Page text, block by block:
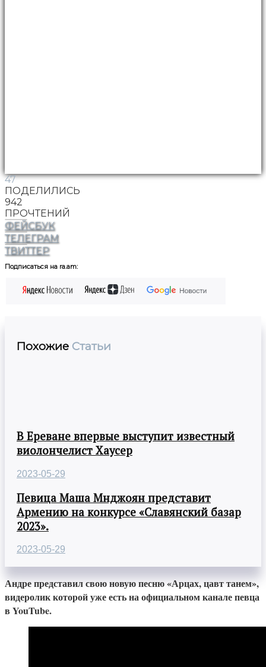
47
ПОДЕЛИЛИСЬ
942
ПРОЧТЕНИЙ
ФЕЙСБУК
ТЕЛЕГРАМ
ТВИТТЕР
Подписаться на ra.am:
Похожие Статьи
В Ереване впервые выступит известный
виолончелист Хаусер
2023-05-29
Певица Маша Мнджоян представит
Армению на конкурсе «Славянский базар
2023».
2023-05-29
Андре представил свою новую песню «Арцах, цавт танем»,
видеролик которой уже есть на официальном канале певца
в YouTube.